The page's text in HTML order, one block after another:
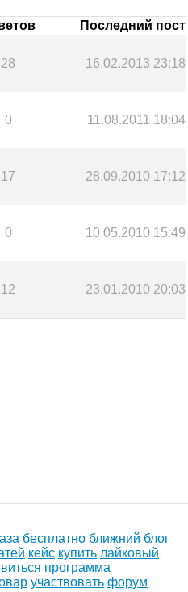
Последний пост
28 16.02.2013 23:18
0 11.08.2011 18:04
17 28.09.2010 17:12
0 10.05.2010 15:49
12 23.01.2010 20:03
бесплатно ближний блог
кейс купить лайковый
программа
участвовать форум